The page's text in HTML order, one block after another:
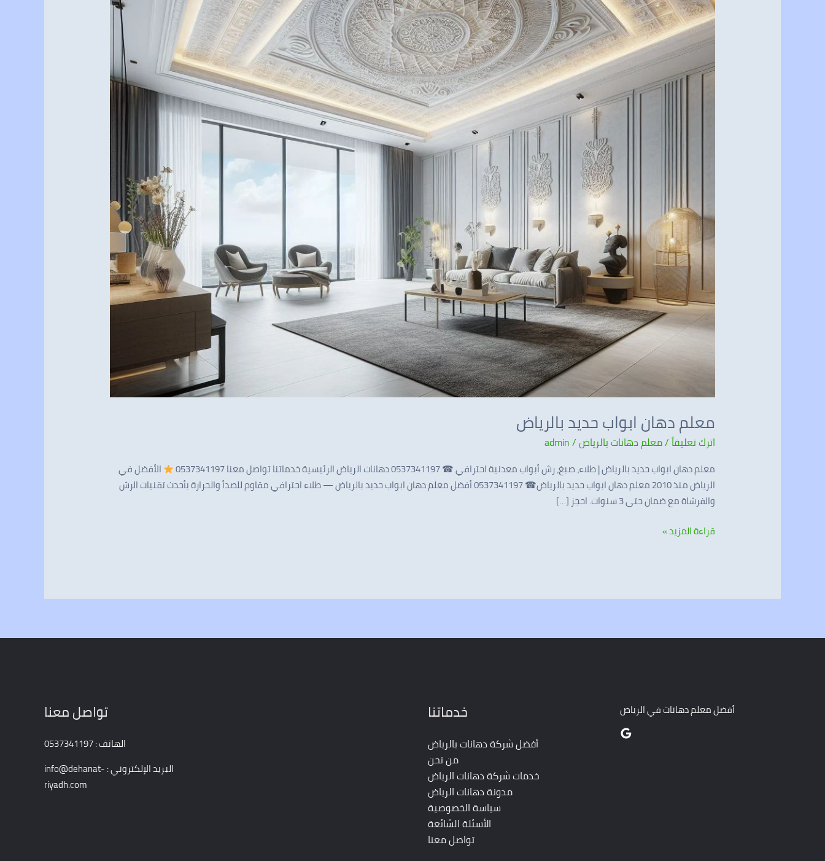
معلم دهان ابواب حديد بالرياض
اترك تعليقاً/معلم دهانات بالرياض/
admin
معلم دهان ابواب حديد بالرياض | طلاء، صبغ، رش أبواب معدنية احترافي ☎ 0537341197 دهانات الرياض الرئيسية خدماتنا تواصل معنا 0537341197
الأفضل في
الرياض منذ 2010 معلم دهان ابواب حديد بالرياض☎ 0537341197 أفضل معلم دهان ابواب حديد بالرياض — طلاء احترافي مقاوم للصدأ والحرارة بأحدث تقنيات الرش
والفرشاة مع ضمان حتى 3 سنوات. احجز […]
قراءة المزيد »
أفضل معلم دهانات في الرياض خدماتنا
أفضل شركة دهانات بالرياض
من نحن
خدمات شركة دهانات الرياض
مدونة دهانات الرياض
سياسة الخصوصية
الأسئلة الشائعة
تواصل معنا
تواصل معنا
الهاتف : 0537341197
البريد الإلكتروني : info@dehanat-
riyadh.com